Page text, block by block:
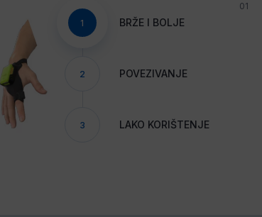
1 BRŽE I BOLJE
2 POVEZIVANJE
3 LAKO KORIŠTENJE
01